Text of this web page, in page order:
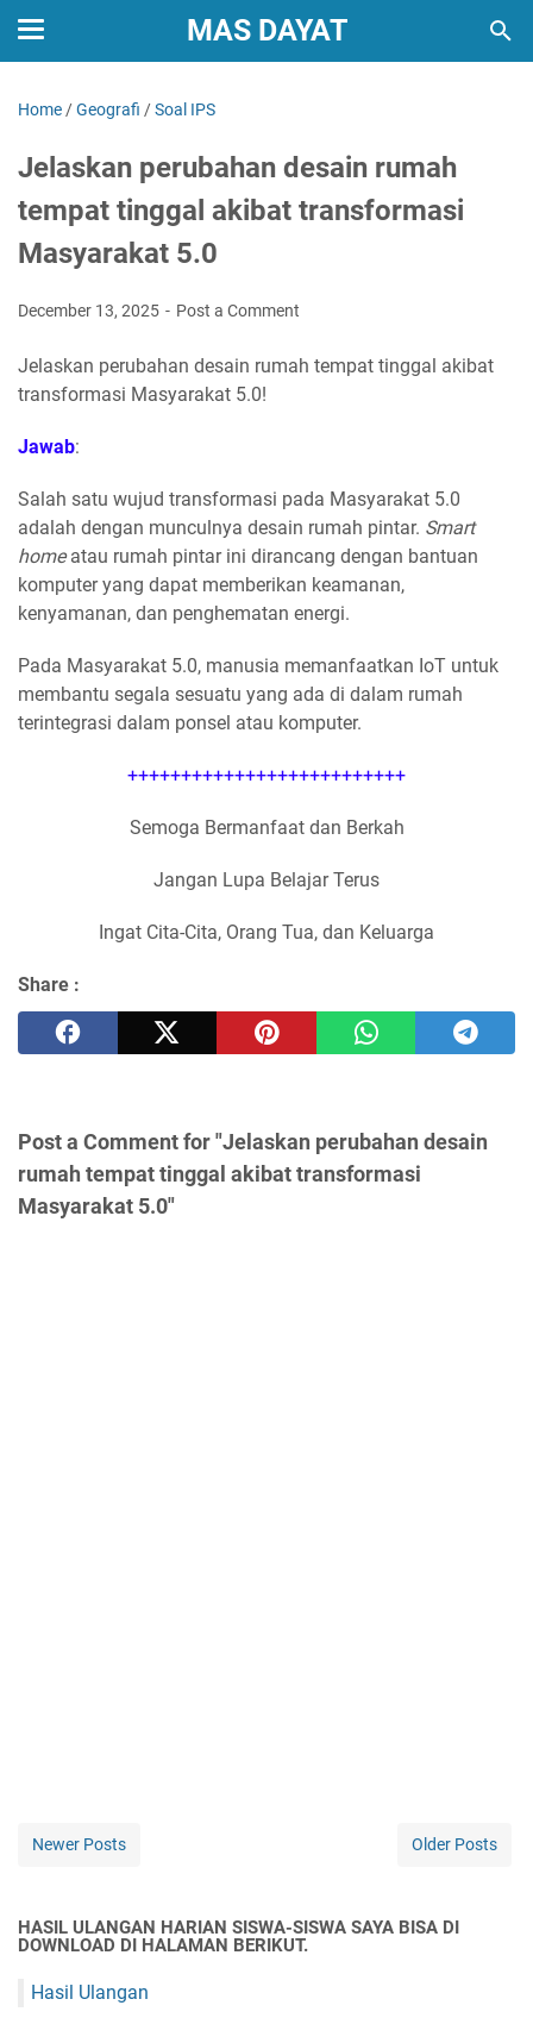
MAS DAYAT
Home /Geografi /Soal IPS
Jelaskan perubahan desain rumah
tempat tinggal akibat transformasi
Masyarakat 5.0
December 13, 2025 Post a Comment
Jelaskan perubahan desain rumah tempat tinggal akibat
transformasi Masyarakat 5.0!
Jawab:
Salah satu wujud transformasi pada Masyarakat 5.0
adalah dengan munculnya desain rumah pintar. Smart
homeatau rumah pintar ini dirancang dengan bantuan
komputer yang dapat memberikan keamanan,
kenyamanan, dan penghematan energi.
Pada Masyarakat 5.0, manusia memanfaatkan IoT untuk
membantu segala sesuatu yang ada di dalam rumah
terintegrasi dalam ponsel atau komputer.
++++++++++++++++++++++++++
Semoga Bermanfaat dan Berkah
Jangan Lupa Belajar Terus
Ingat Cita-Cita, Orang Tua, dan Keluarga
Share :
Post a Comment for "Jelaskan perubahan desain
rumah tempat tinggal akibat transformasi
Masyarakat 5.0"
Newer Posts Older Posts
HASIL ULANGAN HARIAN SISWA-SISWA SAYA BISA DI
DOWNLOAD DI HALAMAN BERIKUT.
Hasil Ulangan